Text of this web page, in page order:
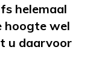
helemaal
hoogte wel
u daarvoor